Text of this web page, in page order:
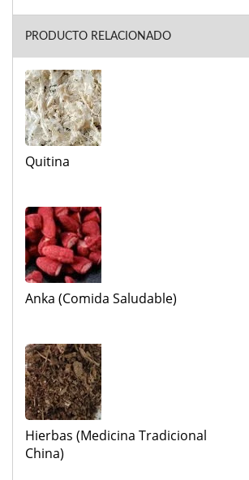
PRODUCTO RELACIONADO
Quitina
Anka (Comida Saludable)
Hierbas (medicina Tradicional
China)